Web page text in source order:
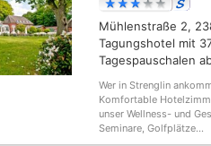
Mühlenstraße 2,
Tagungshotel mit
Tagespauschalen
Wer in Strenglin
Komfortable
unser Wellness- und
Seminare, Golfplätze...